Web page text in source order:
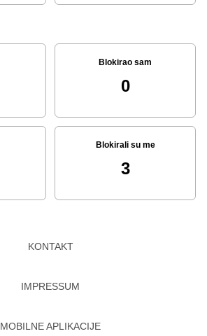
Blokirao sam
0
Blokirali su me
3
KONTAKT
IMPRESSUM
MOBILNE APLIKACIJE